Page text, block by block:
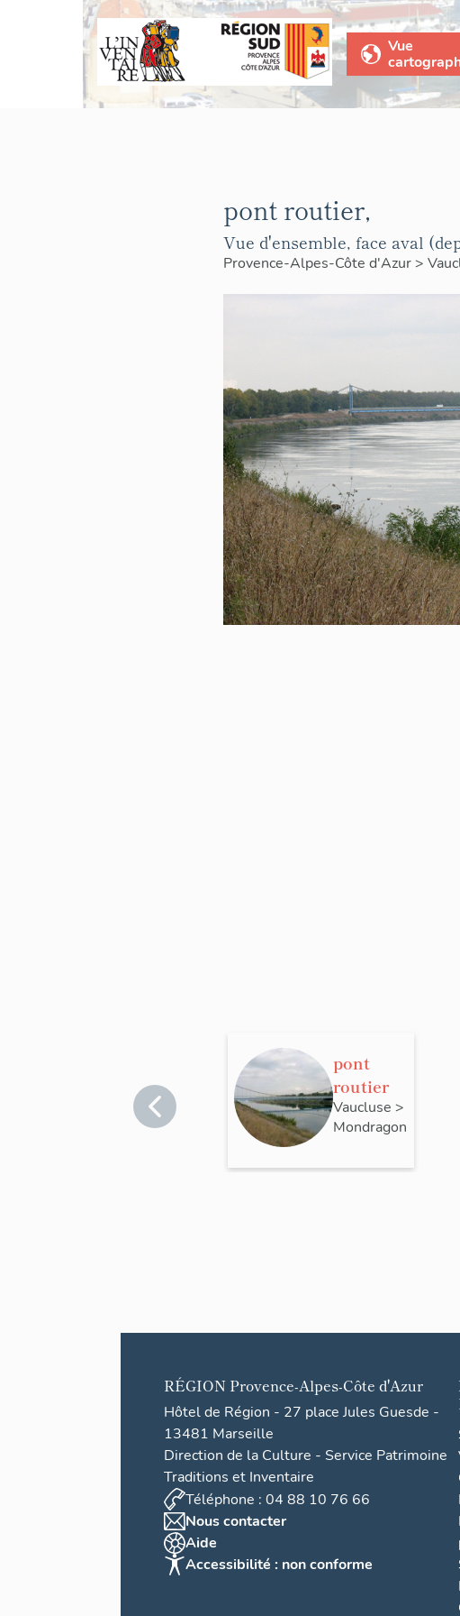
Vue
pont routier,
Vue d'ensemble, face aval
Provence-Alpes-Côte d'Azur>
pont
routier
Vaucluse >
Mondragon
RÉGION Provence-Alpes-Côte d'Azur
Hôtel de Région - 27 place Jules Guesde -
13481 Marseille
Direction de la Culture - Service Patrimoine
Traditions et Inventaire
Téléphone : 04 88 10 76 66
Nous contacter
Aide
Accessibilité : non conforme